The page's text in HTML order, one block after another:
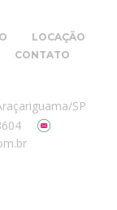
LOCAÇÃO
CONTATO
SP